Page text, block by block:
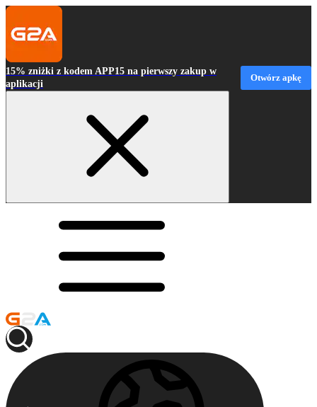
15% zniżki z kodem APP15 na pierwszy zakup w
aplikacji
Otwórz apkę